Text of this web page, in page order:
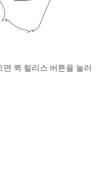
면 퀵 릴리스 버튼을 눌러